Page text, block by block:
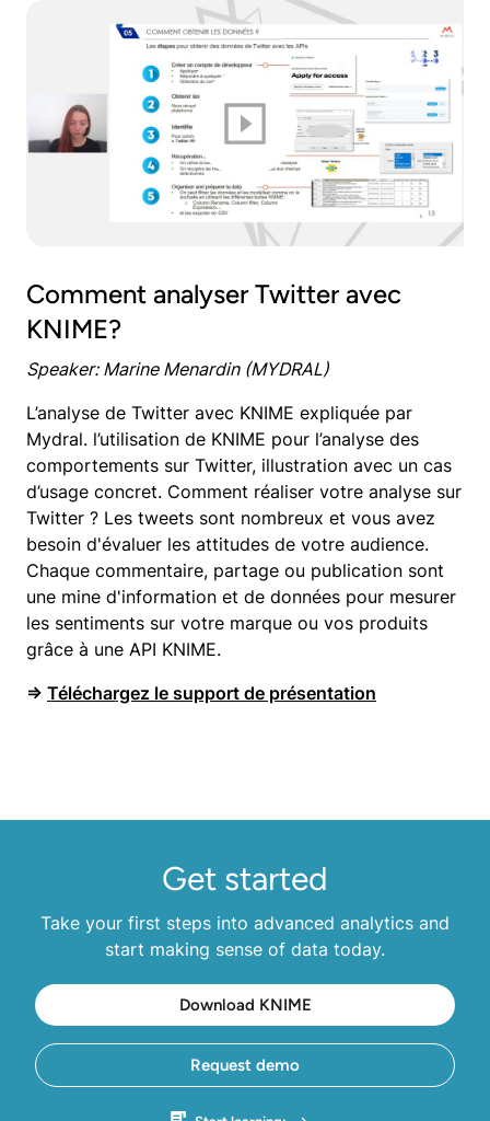
Comment analyser Twitter avec
KNIME?
Speaker: Marine Menardin (MYDRAL)
L’analyse de Twitter avec KNIME expliquée par
Mydral. l’utilisation de KNIME pour l’analyse des
comportements sur Twitter, illustration avec un cas
d’usage concret. Comment réaliser votre analyse sur
Twitter ? Les tweets sont nombreux et vous avez
besoin d'évaluer les attitudes de votre audience.
Chaque commentaire, partage ou publication sont
une mine d'information et de données pour mesurer
les sentiments sur votre marque ou vos produits
grâce à une API KNIME.
⇒ Téléchargez le support de présentation
Get started
Take your first steps into advanced analytics and
start making sense of data today.
Download KNIME
Request demo